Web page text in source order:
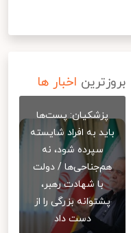
بروزترین اخبار ها
پزشکیان: پست‌ها
باید به افراد شایسته
سپرده شود، نه
هم‌جناحی‌ها / دولت
با شهادت رهبر،
پشتوانه بزرگی را از
دست داد